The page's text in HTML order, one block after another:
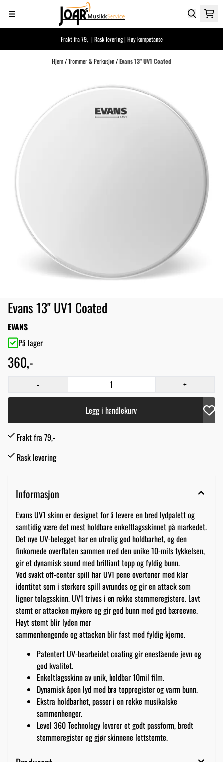
Hopp til innhold
Frakt fra 79,- | Rask levering | Høy kompetanse
Hjem/Trommer & Perkusjon/Evans 13" UV1 Coated
Evans 13" UV1 Coated
EVANS
På lager
360,-
- +
Legg i handlekurv
Frakt fra 79,-
Rask levering
Informasjon
Evans UV1 skinn er designet for å levere en bred lydpalett og
samtidig være det mest holdbare enkeltlagsskinnet på markedet.
Det nye UV-belegget har en utrolig god holdbarhet, og den
finkornede overflaten sammen med den unike 10-mils tykkelsen,
gir et dynamisk sound med brilliant topp og fyldig bunn.
Ved svakt off-center spill har UV1 pene overtoner med klar
identitet som i sterkere spill avrundes og gir en attack som
ligner tolagsskinn. UV1 trives i en rekke stemmeregistere. Lavt
stemt er attacken mykere og gir god bunn med god bæreevne.
Høyt stemt blir lyden mer
sammenhengende og attacken blir fast med fyldig kjerne.
Patentert UV-bearbeidet coating gir enestående jevn og
god kvalitet.
Enkeltlagsskinn av unik, holdbar 10mil film.
Dynamisk åpen lyd med bra toppregister og varm bunn.
Ekstra holdbarhet, passer i en rekke musikalske
sammenhenger.
Level 360 Technology leverer et godt passform, bredt
stemmeregister og gjør skinnene lettstemte.